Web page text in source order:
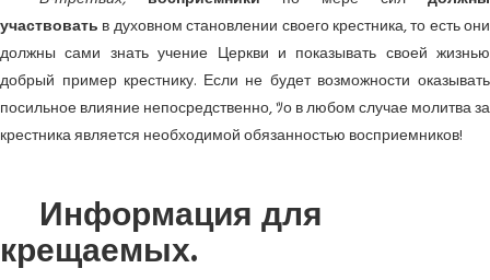
участвовать в духовном становлении своего крестника, то есть они
должны сами знать учение Церкви и показывать своей жизнью
добрый пример крестнику. Если не будет возможности оказывать
посильное влияние непосредственно, ﾂо в любом случае молитва за
крестника является необходимой обязанностью восприемников!
Информация для
крещаемых.